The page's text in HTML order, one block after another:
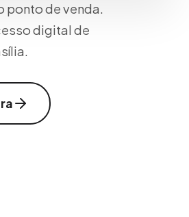
ponto de venda.
digital de